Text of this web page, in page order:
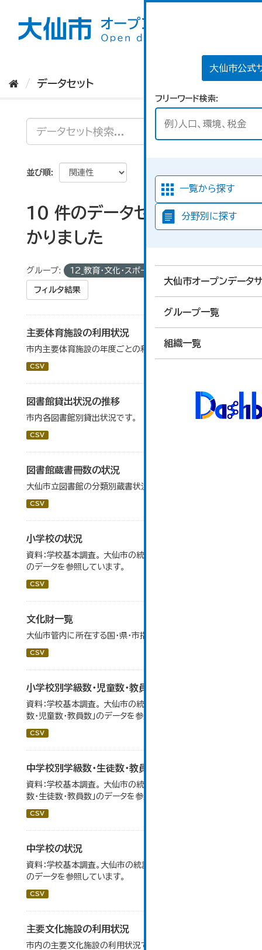
大仙市公式
フリーワード検索
一覧から探す
分野別に探す
大仙市オープンデータ
グループ一覧
組織一覧
データセット
並び順
10 件のデータセットが見つ
かりました
グループ: 12_教育・文化・スポーツ・生活
フィルタ結果
主要体育施設の利用状況
市内主要体育施設の年度ごとの利用状況データです。
CSV
図書館貸出状況の推移
市内各図書館別貸出状況です。
CSV
図書館蔵書冊数の状況
大仙市立図書館の分類別蔵書状況です。
CSV
小学校の状況
資料：学校基本調査。 大仙市の統計「14-3 小学校の状況」
のデータを参照しています。
CSV
文化財一覧
大仙市管内に所在する国・県・市指定等文化財の一覧です。
CSV
小学校別学級数・児童数・教員数
資料：学校基本調査。 大仙市の統計「14-4 小学校別学級
数・児童数・教員数」のデータを参照しています。
CSV
中学校別学級数・生徒数・教員数
資料：学校基本調査。 大仙市の統計「14-6 中学校別学級
数・生徒数・教員数」のデータを参照しています。
CSV
中学校の状況
資料：学校基本調査。大仙市の統計「14-5 中学校の状況」
のデータを参照しています。
CSV
主要文化施設の利用状況
市内の主要文化施設の利用状況です。